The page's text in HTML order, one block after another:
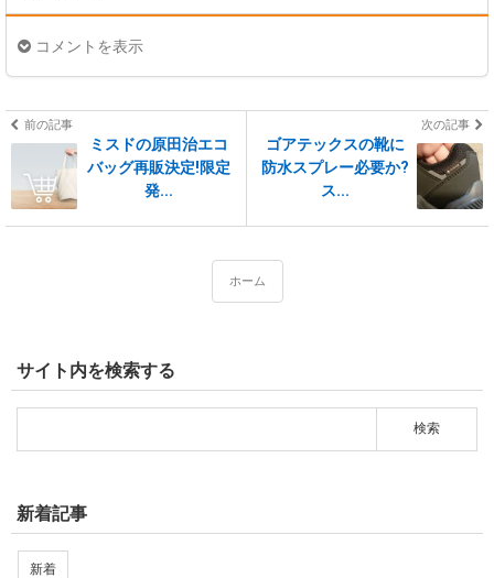
コメントを表示
前の記事
ミスドの原田治エコ
バッグ再販決定!限定
発...
次の記事
ゴアテックスの靴に
防水スプレー必要か?
ス...
ホーム
サイト内を検索する
新着記事
新着